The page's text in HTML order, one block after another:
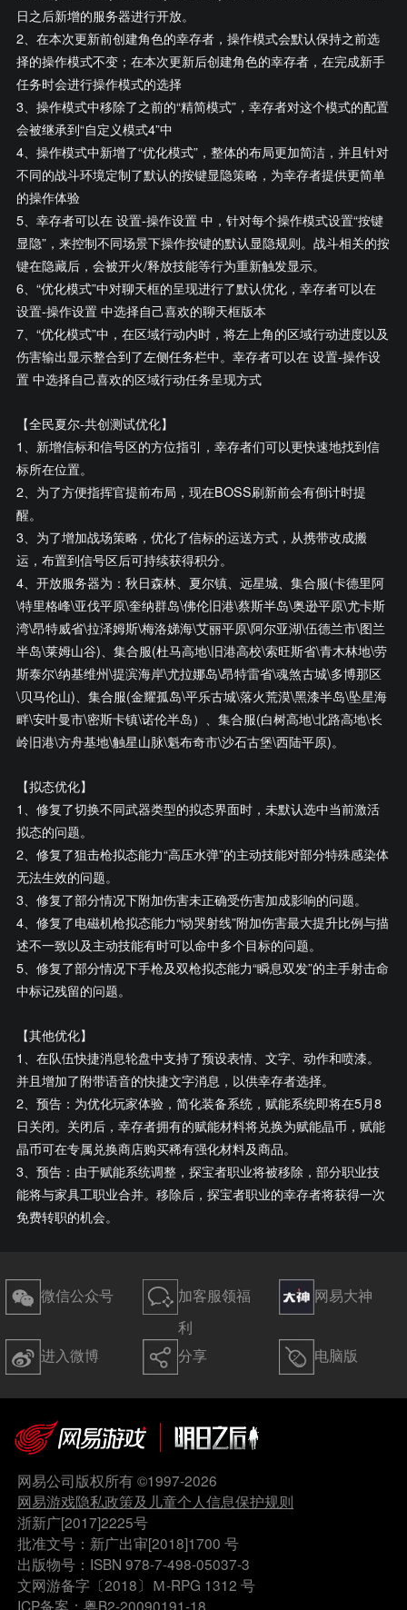
日之后新增的服务器进行开放。
2、在本次更新前创建角色的幸存者，操作模式会默认保持之前选
择的操作模式不变；在本次更新后创建角色的幸存者，在完成新手
任务时会进行操作模式的选择
3、操作模式中移除了之前的“精简模式”，幸存者对这个模式的配置
会被继承到“自定义模式4”中
4、操作模式中新增了“优化模式”，整体的布局更加简洁，并且针对
不同的战斗环境定制了默认的按键显隐策略，为幸存者提供更简单
的操作体验
5、幸存者可以在 设置-操作设置 中，针对每个操作模式设置“按键
显隐”，来控制不同场景下操作按键的默认显隐规则。战斗相关的按
键在隐藏后，会被开火/释放技能等行为重新触发显示。
6、“优化模式”中对聊天框的呈现进行了默认优化，幸存者可以在
设置-操作设置 中选择自己喜欢的聊天框版本
7、“优化模式”中，在区域行动内时，将左上角的区域行动进度以及
伤害输出显示整合到了左侧任务栏中。幸存者可以在 设置-操作设
置 中选择自己喜欢的区域行动任务呈现方式
【全民夏尔-共创测试优化】
1、新增信标和信号区的方位指引，幸存者们可以更快速地找到信
标所在位置。
2、为了方便指挥官提前布局，现在BOSS刷新前会有倒计时提
醒。
3、为了增加战场策略，优化了信标的运送方式，从携带改成搬
运，布置到信号区后可持续获得积分。
4、开放服务器为：秋日森林、夏尔镇、远星城、集合服(卡德里阿
\特里格峰\亚伐平原\奎纳群岛\佛伦旧港\蔡斯半岛\奥逊平原\尤卡斯
湾\昂特威省\拉泽姆斯\梅洛娣海\艾丽平原\阿尔亚湖\伍德兰市\图兰
半岛\莱姆山谷)、集合服(杜马高地\旧港高校\索旺斯省\青木林地\劳
斯泰尔\纳基维州\提滨海岸\尤拉娜岛\昂特雷省\魂煞古城\多博那区
\贝马伦山)、集合服(金耀孤岛\平乐古城\落火荒漠\黑漆半岛\坠星海
畔\安叶曼市\密斯卡镇\诺伦半岛）、集合服(白树高地\北路高地\长
岭旧港\方舟基地\触星山脉\魁布奇市\沙石古堡\西陆平原)。
【拟态优化】
1、修复了切换不同武器类型的拟态界面时，未默认选中当前激活
拟态的问题。
2、修复了狙击枪拟态能力“高压水弹”的主动技能对部分特殊感染体
无法生效的问题。
3、修复了部分情况下附加伤害未正确受伤害加成影响的问题。
4、修复了电磁机枪拟态能力“恸哭射线”附加伤害最大提升比例与描
述不一致以及主动技能有时可以命中多个目标的问题。
5、修复了部分情况下手枪及双枪拟态能力“瞬息双发”的主手射击命
中标记残留的问题。
【其他优化】
1、在队伍快捷消息轮盘中支持了预设表情、文字、动作和喷漆。
并且增加了附带语音的快捷文字消息，以供幸存者选择。
2、预告：为优化玩家体验，简化装备系统，赋能系统即将在5月8
日关闭。关闭后，幸存者拥有的赋能材料将兑换为赋能晶币，赋能
晶币可在专属兑换商店购买稀有强化材料及商品。
3、预告：由于赋能系统调整，探宝者职业将被移除，部分职业技
能将与家具工职业合并。移除后，探宝者职业的幸存者将获得一次
免费转职的机会。
微信公众号
加客服领福
利
网易大神
进入微博 分享 电脑版
网易公司版权所有 ©1997-2026
网易游戏隐私政策及儿童个人信息保护规则
浙新广[2017]2225号
批准文号：新广出审[2018]1700 号
出版物号：ISBN 978-7-498-05037-3
文网游备字〔2018〕Ｍ-RPG 1312 号
ICP备案：粤B2-20090191-18